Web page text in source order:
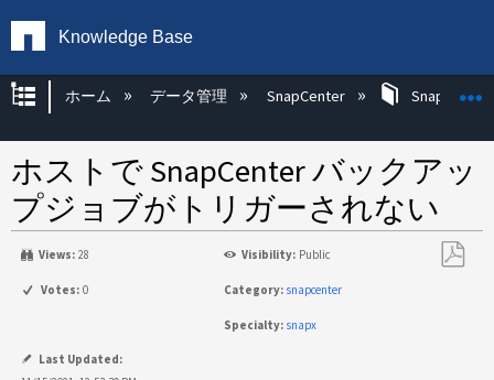
Knowledge Base
グローバル階層を展開/折りたたむ
ホーム データ管理 SnapCenter SnapCenter
ホストで SnapCenter バックアッ
プジョブがトリガーされない
Views: 28 Visibility: Public
Votes: 0 Category: snapcenter
Specialty: snapx
Last Updated: